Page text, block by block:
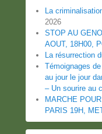
La
2026
STOP AU
AOUT, 18H00,
La résurrection
Témoignages
au jour le jour
– Un sourire au
MARCHE
PARIS 19H,